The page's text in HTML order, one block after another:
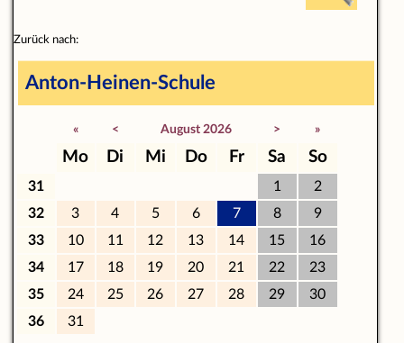
Zurück nach:
Anton-Heinen-Schule